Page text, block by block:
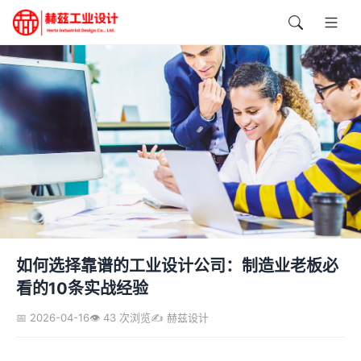
如何选择靠谱的工业设计公司：制造业老板必
看的10条实战经验
📅 2026-04-16👁️ 43 次浏览✍️ 赫兹设计